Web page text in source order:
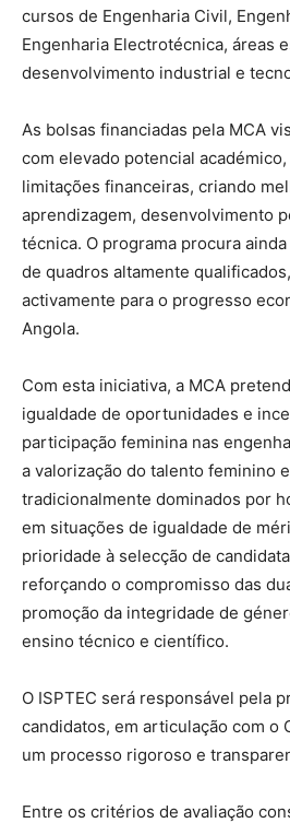
cursos de Engenharia Civil,
Engenharia Electrotécnica, áreas
desenvolvimento industrial e
As bolsas financiadas pela MCA
com elevado potencial
limitações financeiras, criando
aprendizagem, desenvolvimento
técnica. O programa procura
de quadros altamente
activamente para o progresso
Angola.
Com esta iniciativa, a MCA
igualdade de oportunidades e
participação feminina nas
a valorização do talento feminino
tradicionalmente dominados por
em situações de igualdade de
prioridade à selecção de
reforçando o compromisso das
promoção da integridade de
ensino técnico e científico.
O ISPTEC será responsável pela
candidatos, em articulação com o
um processo rigoroso e
Entre os critérios de avaliação